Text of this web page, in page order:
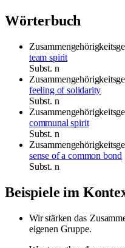
Wörterbuch
team spirit
Subst. n
feeling of solidarity
Subst. n
communal spirit
Subst. n
sense of a common bond
Subst. n
Beispiele im
Wir stärken das
eigenen Gruppe.